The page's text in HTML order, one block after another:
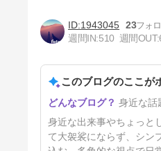
頭が夏バテに・・ブログ休
も・・
5日前
1943045 23
週間IN:510 週間OUT:
このブログのここが
身近な話
身近な出来事やちょっと
て大袈裟にならず、シン